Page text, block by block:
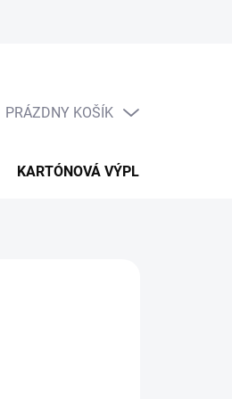
NÁKUPNÝ
PRÁZDNY KOŠÍK
KARTÓNOVÁ VÝPLŇ